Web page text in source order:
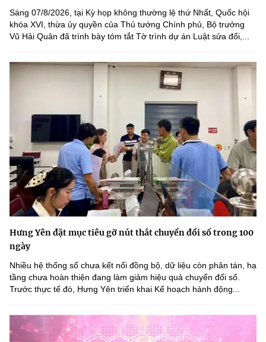
Sáng 07/8/2026, tại Kỳ họp không thường lệ thứ Nhất, Quốc hội
khóa XVI, thừa ủy quyền của Thủ tướng Chính phủ, Bộ trưởng
Vũ Hải Quân đã trình bày tóm tắt Tờ trình dự án Luật sửa đổi,...
Hưng Yên đặt mục tiêu gỡ nút thắt chuyển đổi số trong 100
ngày
Nhiều hệ thống số chưa kết nối đồng bộ, dữ liệu còn phân tán, hạ
tầng chưa hoàn thiện đang làm giảm hiệu quả chuyển đổi số.
Trước thực tế đó, Hưng Yên triển khai Kế hoạch hành động...